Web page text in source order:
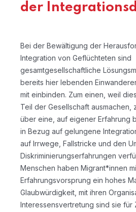
der
Bei der Bewältigung der
Integration von Geflüchteten sind
gesamtgesellschaftliche
bereits hier lebenden
mit einbinden. Zum einen, weil
Teil der Gesellschaft ausmachen,
über eine, auf eigener Erfahrung
in Bezug auf gelungene
auf Irrwege, Fallstricke und den
Diskriminierungserfahrungen
Menschen haben Migrant*innen
Erfahrungsvorsprung ein hohes
Glaubwürdigkeit, mit ihren
Interessensvertretung sind sie für